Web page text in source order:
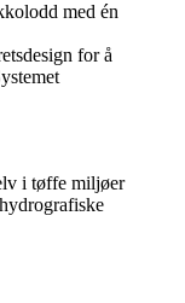
med én
for å
i tøffe miljøer